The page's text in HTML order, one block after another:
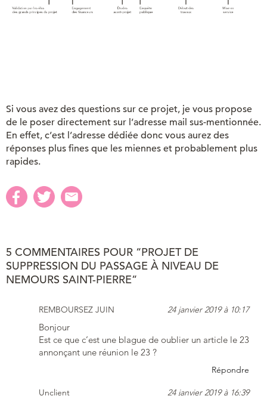
Si vous avez des questions sur ce projet, je vous propose
de le poser directement sur l’adresse mail sus-mentionnée.
En effet, c’est l’adresse dédiée donc vous aurez des
réponses plus fines que les miennes et probablement plus
rapides.
5 COMMENTAIRES POUR “PROJET DE
SUPPRESSION DU PASSAGE À NIVEAU DE
NEMOURS SAINT-PIERRE”
REMBOURSEZ JUIN 24 janvier 2019 à 10:17
Bonjour
Est ce que c’est une blague de oublier un article le 23
annonçant une réunion le 23 ?
Répondre
Unclient 24 janvier 2019 à 16:39